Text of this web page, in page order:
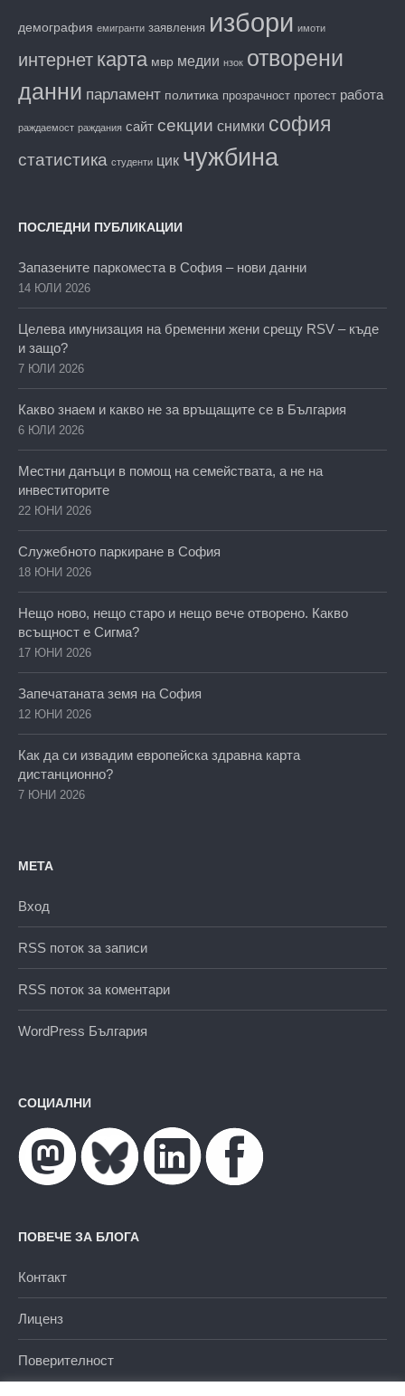
демография емигранти заявления избори имоти
интернет карта мвр медии нзок отворени
данни парламент политика прозрачност протест работа
раждаемост раждания сайт секции снимки софия
статистика студенти цик чужбина
ПОСЛЕДНИ ПУБЛИКАЦИИ
Запазените паркоместа в София – нови данни
14 ЮЛИ 2026
Целева имунизация на бременни жени срещу RSV – къде
и защо?
7 ЮЛИ 2026
Какво знаем и какво не за връщащите се в България
6 ЮЛИ 2026
Местни данъци в помощ на семействата, а не на
инвеститорите
22 ЮНИ 2026
Служебното паркиране в София
18 ЮНИ 2026
Нещо ново, нещо старо и нещо вече отворено. Какво
всъщност е Сигма?
17 ЮНИ 2026
Запечатаната земя на София
12 ЮНИ 2026
Как да си извадим европейска здравна карта
дистанционно?
7 ЮНИ 2026
МЕТА
Вход
RSS поток за записи
RSS поток за коментари
WordPress България
СОЦИАЛНИ
ПОВЕЧЕ ЗА БЛОГА
Контакт
Лиценз
Поверителност